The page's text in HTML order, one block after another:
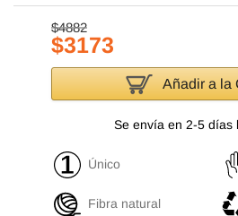
$4882
$3173
Añadir a la
Se envía en 2-5 días
Único
Fibra natural